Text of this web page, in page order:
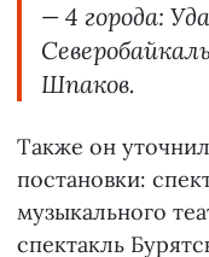
— 4 города:
Шпаков.
Также он
постановки:
музыкального
спектакль